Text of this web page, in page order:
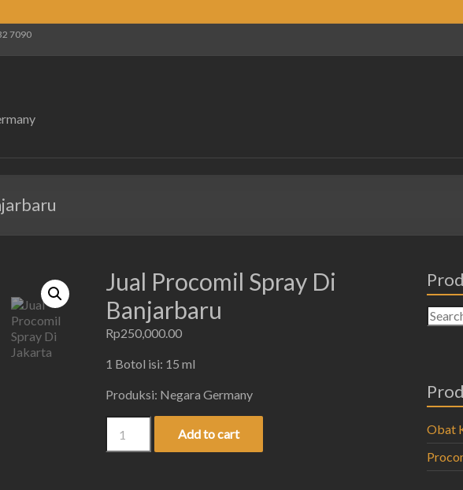
7090
Jual Procomil Spray Di
Banjarbaru
Rp250,000.00
1 Botol isi: 15 ml
Produksi: Negara Germany
Add to cart
Obat